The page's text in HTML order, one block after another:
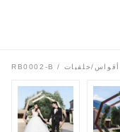
أقواس/خلفيات / RB0002-B